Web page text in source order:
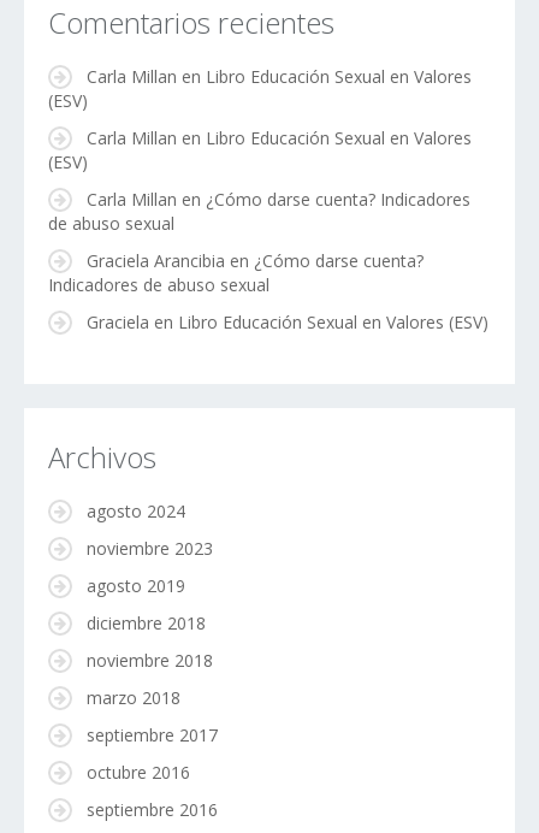
Comentarios recientes
Carla Millan en Libro Educación Sexual en Valores
(ESV)
Carla Millan en Libro Educación Sexual en Valores
(ESV)
Carla Millan en ¿Cómo darse cuenta? Indicadores
de abuso sexual
Graciela Arancibia en ¿Cómo darse cuenta?
Indicadores de abuso sexual
Graciela en Libro Educación Sexual en Valores (ESV)
Archivos
agosto 2024
noviembre 2023
agosto 2019
diciembre 2018
noviembre 2018
marzo 2018
septiembre 2017
octubre 2016
septiembre 2016